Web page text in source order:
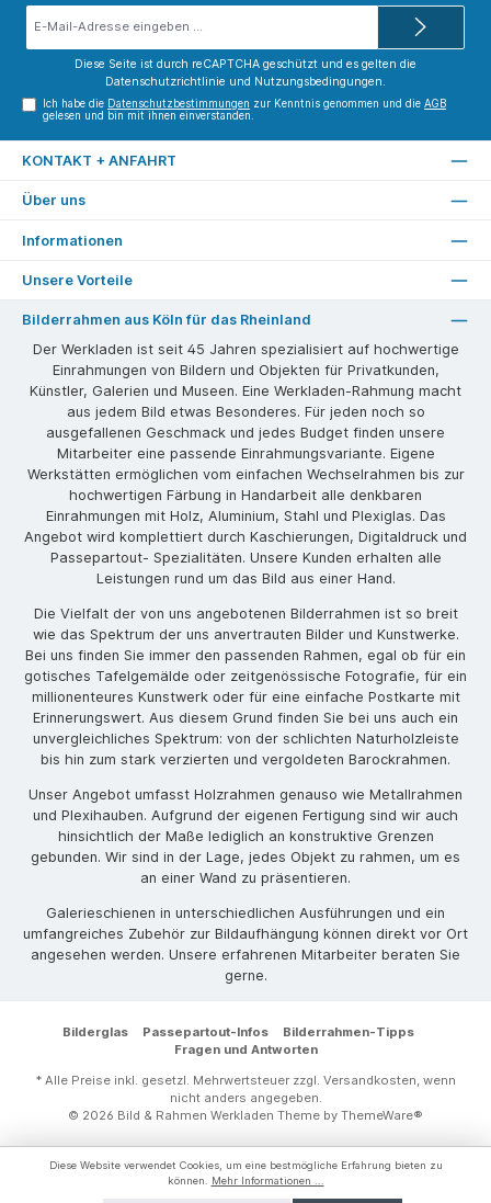
Diese Seite ist durch reCAPTCHA geschützt und es gelten die
Datenschutzrichtlinie und Nutzungsbedingungen.
Ich habe die Datenschutzbestimmungen zur Kenntnis genommen und dieAGB
gelesen und bin mit ihnen einverstanden.
KONTAKT + ANFAHRT
Über uns
Informationen
Unsere Vorteile
Bilderrahmen aus Köln für das Rheinland
Der Werkladen ist seit 45 Jahren spezialisiert auf hochwertige
Einrahmungen von Bildern und Objekten für Privatkunden,
Künstler, Galerien und Museen. Eine Werkladen-Rahmung macht
aus jedem Bild etwas Besonderes. Für jeden noch so
ausgefallenen Geschmack und jedes Budget finden unsere
Mitarbeiter eine passende Einrahmungsvariante. Eigene
Werkstätten ermöglichen vom einfachen Wechselrahmen bis zur
hochwertigen Färbung in Handarbeit alle denkbaren
Einrahmungen mit Holz, Aluminium, Stahl und Plexiglas. Das
Angebot wird komplettiert durch Kaschierungen, Digitaldruck und
Passepartout- Spezialitäten. Unsere Kunden erhalten alle
Leistungen rund um das Bild aus einer Hand.
Die Vielfalt der von uns angebotenen Bilderrahmen ist so breit
wie das Spektrum der uns anvertrauten Bilder und Kunstwerke.
Bei uns finden Sie immer den passenden Rahmen, egal ob für ein
gotisches Tafelgemälde oder zeitgenössische Fotografie, für ein
millionenteures Kunstwerk oder für eine einfache Postkarte mit
Erinnerungswert. Aus diesem Grund finden Sie bei uns auch ein
unvergleichliches Spektrum: von der schlichten Naturholzleiste
bis hin zum stark verzierten und vergoldeten Barockrahmen.
Unser Angebot umfasst Holzrahmen genauso wie Metallrahmen
und Plexihauben. Aufgrund der eigenen Fertigung sind wir auch
hinsichtlich der Maße lediglich an konstruktive Grenzen
gebunden. Wir sind in der Lage, jedes Objekt zu rahmen, um es
an einer Wand zu präsentieren.
Galerieschienen in unterschiedlichen Ausführungen und ein
umfangreiches Zubehör zur Bildaufhängung können direkt vor Ort
angesehen werden. Unsere erfahrenen Mitarbeiter beraten Sie
gerne.
Bilderglas Passepartout-Infos
Bilderrahmen-Tipps
Fragen und Antworten
* Alle Preise inkl. gesetzl. Mehrwertsteuer zzgl. Versandkosten, wenn
nicht anders angegeben.
© 2026 Bild & Rahmen Werkladen Theme by ThemeWare®
Diese Website verwendet Cookies, um eine bestmögliche Erfahrung bieten zu
können.
Mehr Informationen ...